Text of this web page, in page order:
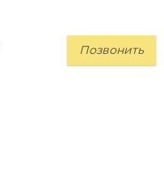
Позвонить